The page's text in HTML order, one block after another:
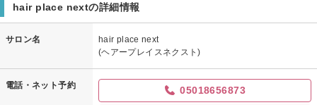
hair place nextの詳細情報
サロン名
hair place next
(ヘアープレイスネクスト)
電話・ネット予約 05018656873